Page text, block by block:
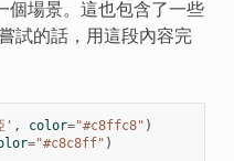
個場景。這也包含了一些
試的話，用這段內容完
' , color="#c8ffc8" )
="#c8c8ff" )